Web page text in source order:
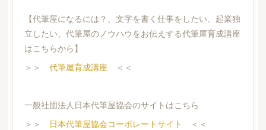
【代筆屋になるには？、文字を書く仕事をしたい、起業独
立したい、代筆屋のノウハウをお伝えする代筆屋育成講座
はこちらから】
＞＞ 代筆屋育成講座 ＜＜
一般社団法人日本代筆屋協会のサイトはこちら
＞＞
日本代筆屋協会コーポレートサイト ＜＜